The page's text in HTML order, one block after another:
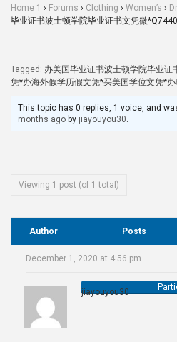
Home 1 › Forums › Clothing › Women’s ›
毕业证书波士顿学院毕业证书文凭微
Tagged: 办美国毕业证书波士顿学院毕业
凭*办海外假学历假文凭*买美国学位文凭*
This topic has 0 replies, 1 voice, and
months ago by jiayouyou30.
Viewing 1 post (of 1 total)
Author Posts
December 1, 2020 at 4:56 pm
jiayouyou30